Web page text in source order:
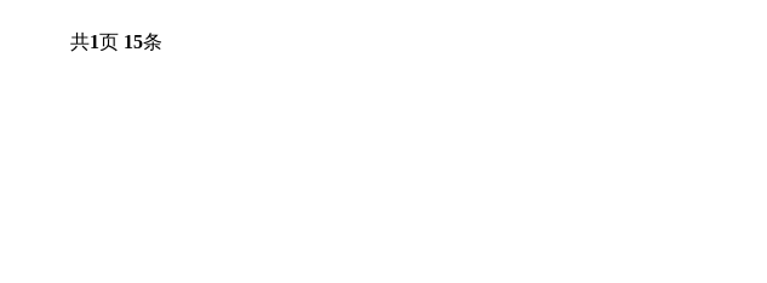
共1页 15条